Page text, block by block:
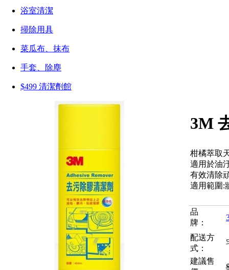
浴室清潔
掃除用具
菜瓜布、抹布
手套、除塵
$499 清潔劑館
3M
柑橘萃取
適用於油
有效清除
適用範圍:
品
牌：
配送方
式：
建議售